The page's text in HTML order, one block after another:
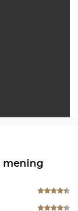
mening